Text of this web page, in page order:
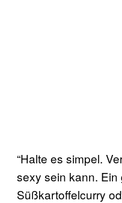
“Halte es simpel.
sexy sein kann. Ein
Süßkartoffelcurry